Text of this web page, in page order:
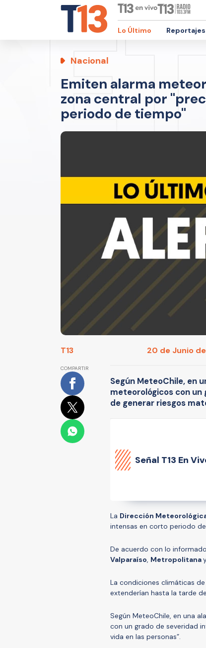
Lo Último
Nacional
Emiten alarma
zona central por
periodo de tiempo"
T13 20 de Junio
COMPARTIR
Según MeteoChile, en
meteorológicos con
de generar riesgos
Señal T13 En
La Dirección
intensas en corto periodo
De acuerdo con lo
Valparaíso, Metropolitana
La condiciones climáticas
extenderían hasta la tarde
Según MeteoChile, en una
con un grado de severidad
vida en las personas”.